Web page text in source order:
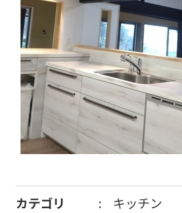
カテゴリ
キッチン